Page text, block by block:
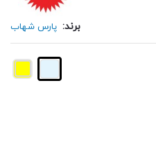
برند: پارس شهاب